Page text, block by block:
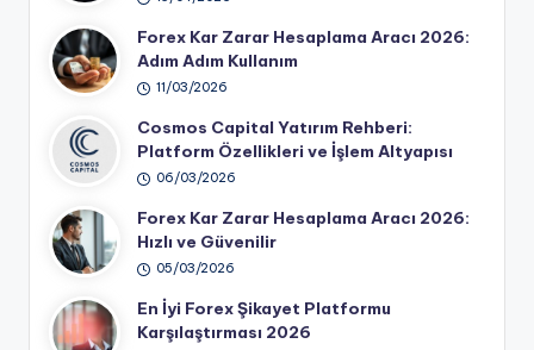
Forex Kar Zarar Hesaplama Aracı 2026:
Adım Adım Kullanım
11/03/2026
Cosmos Capital Yatırım Rehberi:
Platform Özellikleri ve İşlem Altyapısı
06/03/2026
Forex Kar Zarar Hesaplama Aracı 2026:
Hızlı ve Güvenilir
05/03/2026
En İyi Forex Şikayet Platformu
Karşılaştırması 2026